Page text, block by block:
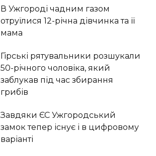
В Ужгороді чадним газом
отруїлися 12-річна дівчинка та її
мама
Гірські рятувальники розшукали
50-річного чоловіка, який
заблукав під час збирання
грибів
Завдяки ЄС Ужгородський
замок тепер існує і в цифровому
варіанті